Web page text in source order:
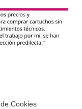
Cookies